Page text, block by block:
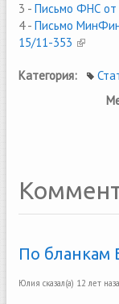
3 - Письмо ФНС
4 - Письмо
15/11-353 (link is
Категория:
По бланкам
Юлия сказал(а) 12 лет